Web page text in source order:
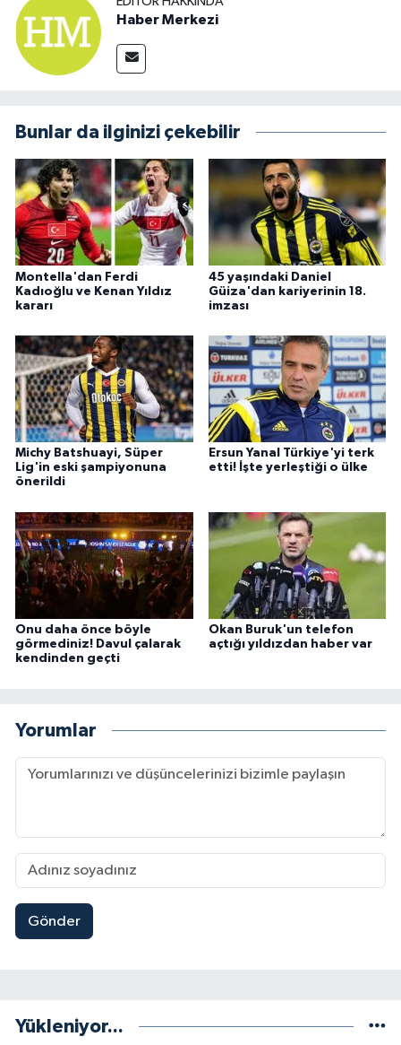
Haber Merkezi
Bunlar da ilginizi çekebilir
Montella'dan Ferdi
Kadıoğlu ve Kenan Yıldız
kararı
45 yaşındaki Daniel
Güiza'dan kariyerinin 18.
imzası
Michy Batshuayi, Süper
Lig'in eski şampiyonuna
önerildi
Ersun Yanal Türkiye'yi terk
etti! İşte yerleştiği o ülke
Onu daha önce böyle
görmediniz! Davul çalarak
kendinden geçti
Okan Buruk'un telefon
açtığı yıldızdan haber var
Yorumlar
Gönder
Yükleniyor...